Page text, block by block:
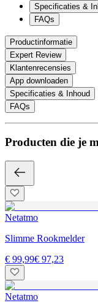
Specificaties &
FAQs
Productinformatie
Expert Review
Klantenrecensies
App downloaden
Specificaties & Inhoud
FAQs
Producten die je
Netatmo
Slimme Rookmelder
€ 99,99€ 97,23
Netatmo